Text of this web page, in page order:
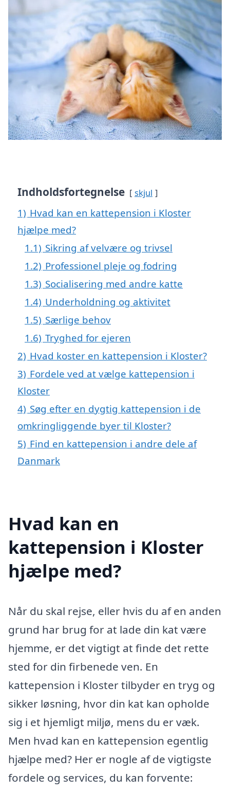
Indholdsfortegnelse skjul
1) Hvad kan en kattepension i Kloster
hjælpe med?
1.1) Sikring af velvære og trivsel
1.2) Professionel pleje og fodring
1.3) Socialisering med andre katte
1.4) Underholdning og aktivitet
1.5) Særlige behov
1.6) Tryghed for ejeren
2) Hvad koster en kattepension i Kloster?
3) Fordele ved at vælge kattepension i
Kloster
4) Søg efter en dygtig kattepension i de
omkringliggende byer til Kloster?
5) Find en kattepension i andre dele af
Danmark
Hvad kan en
kattepension i Kloster
hjælpe med?
Når du skal rejse, eller hvis du af en anden
grund har brug for at lade din kat være
hjemme, er det vigtigt at finde det rette
sted for din firbenede ven. En
kattepension i Kloster tilbyder en tryg og
sikker løsning, hvor din kat kan opholde
sig i et hjemligt miljø, mens du er væk.
Men hvad kan en kattepension egentlig
hjælpe med? Her er nogle af de vigtigste
fordele og services, du kan forvente: